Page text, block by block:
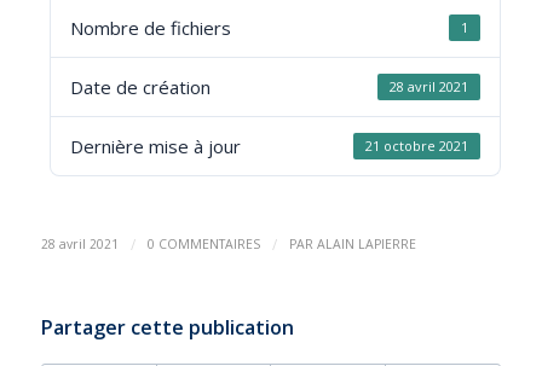
Nombre de fichiers 1
Date de création 28 avril 2021
Dernière mise à jour 21 octobre 2021
28 avril 2021 / 0 COMMENTAIRES / PAR ALAIN LAPIERRE
Partager cette publication